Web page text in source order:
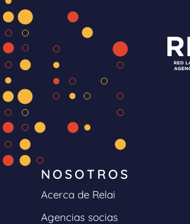
NOSOTROS
Acerca de Relai
Agencias socias